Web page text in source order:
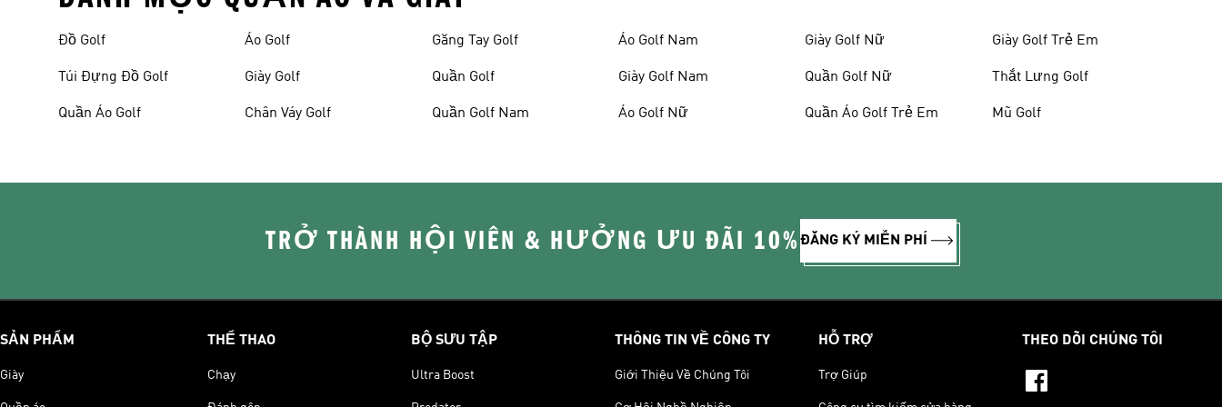
Đồ Golf
Túi Đựng Đồ Golf
Quần Áo Golf
Áo Golf
Giày Golf
Chân Váy Golf
Găng Tay Golf
Quần Golf
Quần Golf Nam
Áo Golf Nam
Giày Golf Nam
Áo Golf Nữ
Giày Golf Nữ
Quần Golf Nữ
Quần Áo Golf Trẻ Em
Giày Golf Trẻ Em
Thắt Lưng Golf
Mũ Golf
TRỞ THÀNH HỘI VIÊN & HƯỞNG ƯU ĐÃI 10% ĐĂNG KÝ MIỄN PHÍ
SẢN PHẨM
Giày
THỂ THAO
Chạy
BỘ SƯU TẬP
Ultra Boost
THÔNG TIN VỀ CÔNG TY
Giới Thiệu Về Chúng Tôi
HỖ TRỢ
Trợ Giúp
THEO DÕI CHÚNG TÔI